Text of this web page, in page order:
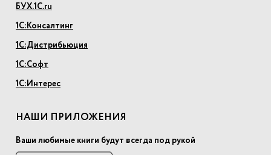
БУХ.1С.ru
1С:Консалтинг
1С:Дистрибьюция
1С:Софт
1С:Интерес
НАШИ ПРИЛОЖЕНИЯ
Ваши любимые книги будут всегда под рукой